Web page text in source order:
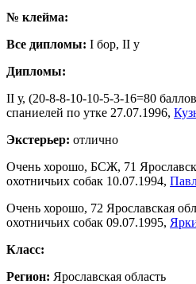
№ клейма:
Все дипломы: I бор, II у
Дипломы:
II у, (20-8-8-10-10-5-3-16=80
спаниелей по утке 27.07.1996,
Экстерьер: отлично
Очень хорошо, БСЖ, 71
охотничьих собак 10.07.1994,
Очень хорошо, 72 Ярославская
охотничьих собак 09.07.1995,
Класс:
Регион: Ярославская область